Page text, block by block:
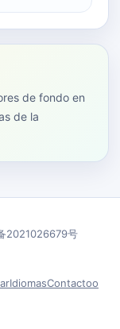
de fondo en
de la
2021026679号
IdiomasContactoo